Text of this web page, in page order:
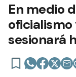
En medio
oficialismo
sesionará